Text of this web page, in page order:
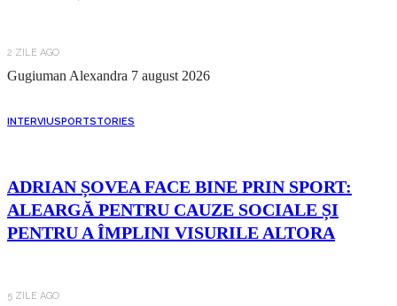
2 ZILE AGO
Gugiuman Alexandra 7 august 2026
INTERVIUSPORTSTORIES
ADRIAN ȘOVEA FACE BINE PRIN SPORT:
ALEARGĂ PENTRU CAUZE SOCIALE ȘI
PENTRU A ÎMPLINI VISURILE ALTORA
5 ZILE AGO